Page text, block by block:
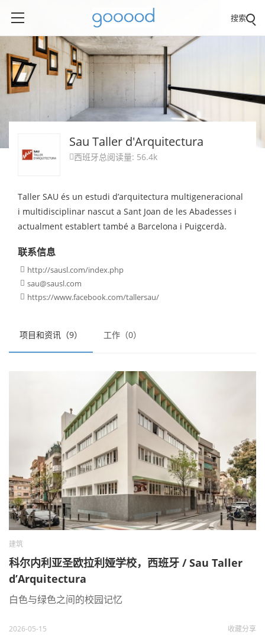
搜索
项目和资讯（9） 工作（0）
建筑
科尔内利亚圣欧拉利娅学校，西班牙 / Sau Taller
d’Arquitectura
白色与绿色之间的校园记忆
2026-05-15 收藏分享
Sau Taller d'Arquitectura
 西班牙总阅读量: 56.4k
Taller SAU és un estudi d’arquitectura multigeneracional
i multidisciplinar nascut a Sant Joan de les Abadesses i
actualment establert també a Barcelona i Puigcerdà.
联系信息
 http://sausl.com/index.php
 sau@sausl.com
 https://www.facebook.com/tallersau/